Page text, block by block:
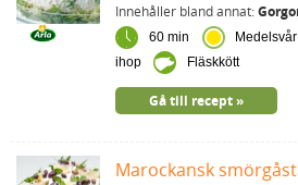
Innehåller bland annat:
60 min Medelsvår
ihop
Fläskkött
Gå till recept
Marockansk